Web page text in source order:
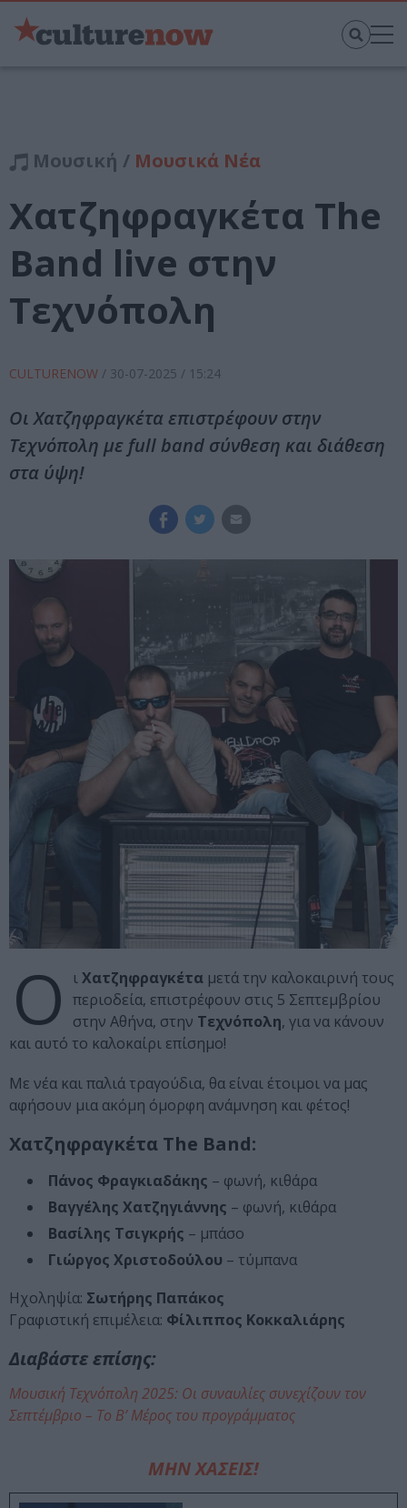
Μουσική / Μουσικά Νέα
Χατζηφραγκέτα The
Band live στην
Τεχνόπολη
CULTURENOW / 30-07-2025 / 15:24
Οι Χατζηφραγκέτα επιστρέφουν στην
Τεχνόπολη με full band σύνθεση και διάθεση
στα ύψη!
Ο ιΧατζηφραγκέτα μετά την καλοκαιρινή τους
περιοδεία, επιστρέφουν στις 5 Σεπτεμβρίου
στην Αθήνα, στην Τεχνόπολη, για να κάνουν
και αυτό το καλοκαίρι επίσημο!
Με νέα και παλιά τραγούδια, θα είναι έτοιμοι να μας
αφήσουν μια ακόμη όμορφη ανάμνηση και φέτος!
Χατζηφραγκέτα The Band:
Πάνος Φραγκιαδάκης – φωνή, κιθάρα
Βαγγέλης Χατζηγιάννης – φωνή, κιθάρα
Βασίλης Τσιγκρής – μπάσο
Γιώργος Χριστοδούλου – τύμπανα
Ηχοληψία: Σωτήρης Παπάκος
Γραφιστική επιμέλεια: Φίλιππος Κοκκαλιάρης
Διαβάστε επίσης:
Μουσική Τεχνόπολη 2025: Οι συναυλίες συνεχίζουν τον
Σεπτέμβριο – Το Β’ Μέρος του προγράμματος
ΜΗΝ ΧΑΣΕΙΣ!